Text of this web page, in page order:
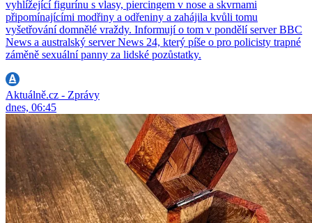
vyhlížející figurínu s vlasy, piercingem v nose a skvrnami
připomínajícími modřiny a odřeniny a zahájila kvůli tomu
vyšetřování domnělé vraždy. Informují o tom v pondělí server BBC
News a australský server News 24, který píše o pro policisty trapné
záměně sexuální panny za lidské pozůstatky.
Aktuálně.cz - Zprávy
dnes, 06:45